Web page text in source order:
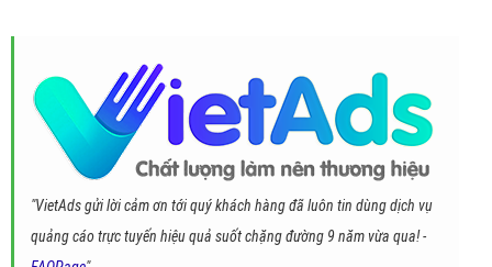
"VietAds gửi lời cảm ơn tới quý khách hàng đã luôn tin dùng dịch vụ
quảng cáo trực tuyến hiệu quả suốt chặng đường 9 năm vừa qua! -